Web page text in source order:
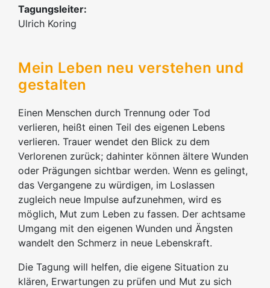
Tagungsleiter:
Ulrich Koring
Mein Leben neu verstehen und
gestalten
Einen Menschen durch Trennung oder Tod
verlieren, heißt einen Teil des eigenen Lebens
verlieren. Trauer wendet den Blick zu dem
Verlorenen zurück; dahinter können ältere Wunden
oder Prägungen sichtbar werden. Wenn es gelingt,
das Vergangene zu würdigen, im Loslassen
zugleich neue Impulse aufzunehmen, wird es
möglich, Mut zum Leben zu fassen. Der achtsame
Umgang mit den eigenen Wunden und Ängsten
wandelt den Schmerz in neue Lebenskraft.
Die Tagung will helfen, die eigene Situation zu
klären, Erwartungen zu prüfen und Mut zu sich